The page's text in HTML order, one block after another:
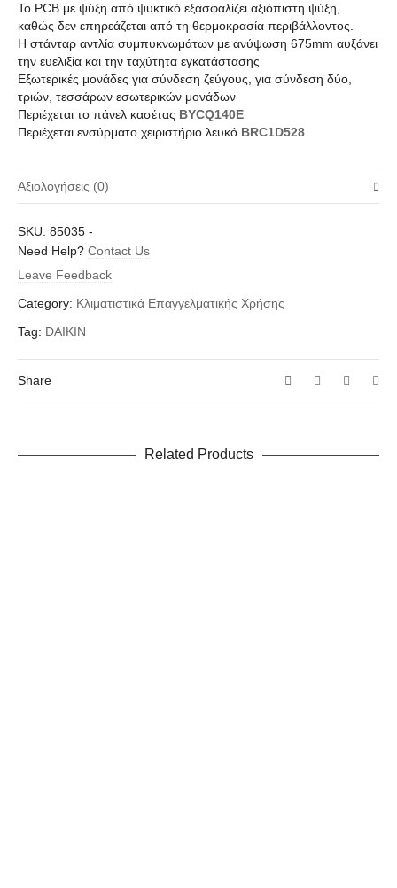
Το PCB με ψύξη από ψυκτικό εξασφαλίζει αξιόπιστη ψύξη,
καθώς δεν επηρεάζεται από τη θερμοκρασία περιβάλλοντος.
Η στάνταρ αντλία συμπυκνωμάτων με ανύψωση 675mm αυξάνει
την ευελιξία και την ταχύτητα εγκατάστασης
Εξωτερικές μονάδες για σύνδεση ζεύγους, για σύνδεση δύο,
τριών, τεσσάρων εσωτερικών μονάδων
Περιέχεται το πάνελ κασέτας BYCQ140E
Περιέχεται ενσύρματο χειριστήριο λευκό BRC1D528
Αξιολογήσεις (0)
Δώστε πρώτος μία αξιολόγηση “Daikin Sky Air Alpha Series
FCAG140B/RZAG140NV1(1ph) Κασέτα Κυκλικής Ροής 45.720-
σημειώνονται με
Η Αξιολόγησή Σας
*
SKU: 85035 -
Need Help? Contact Us
Leave Feedback
Category: Κλιματιστικά Επαγγελματικής Χρήσης
Tag: DAIKIN
Share
Related Products